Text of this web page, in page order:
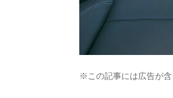
※この記事には広告が含